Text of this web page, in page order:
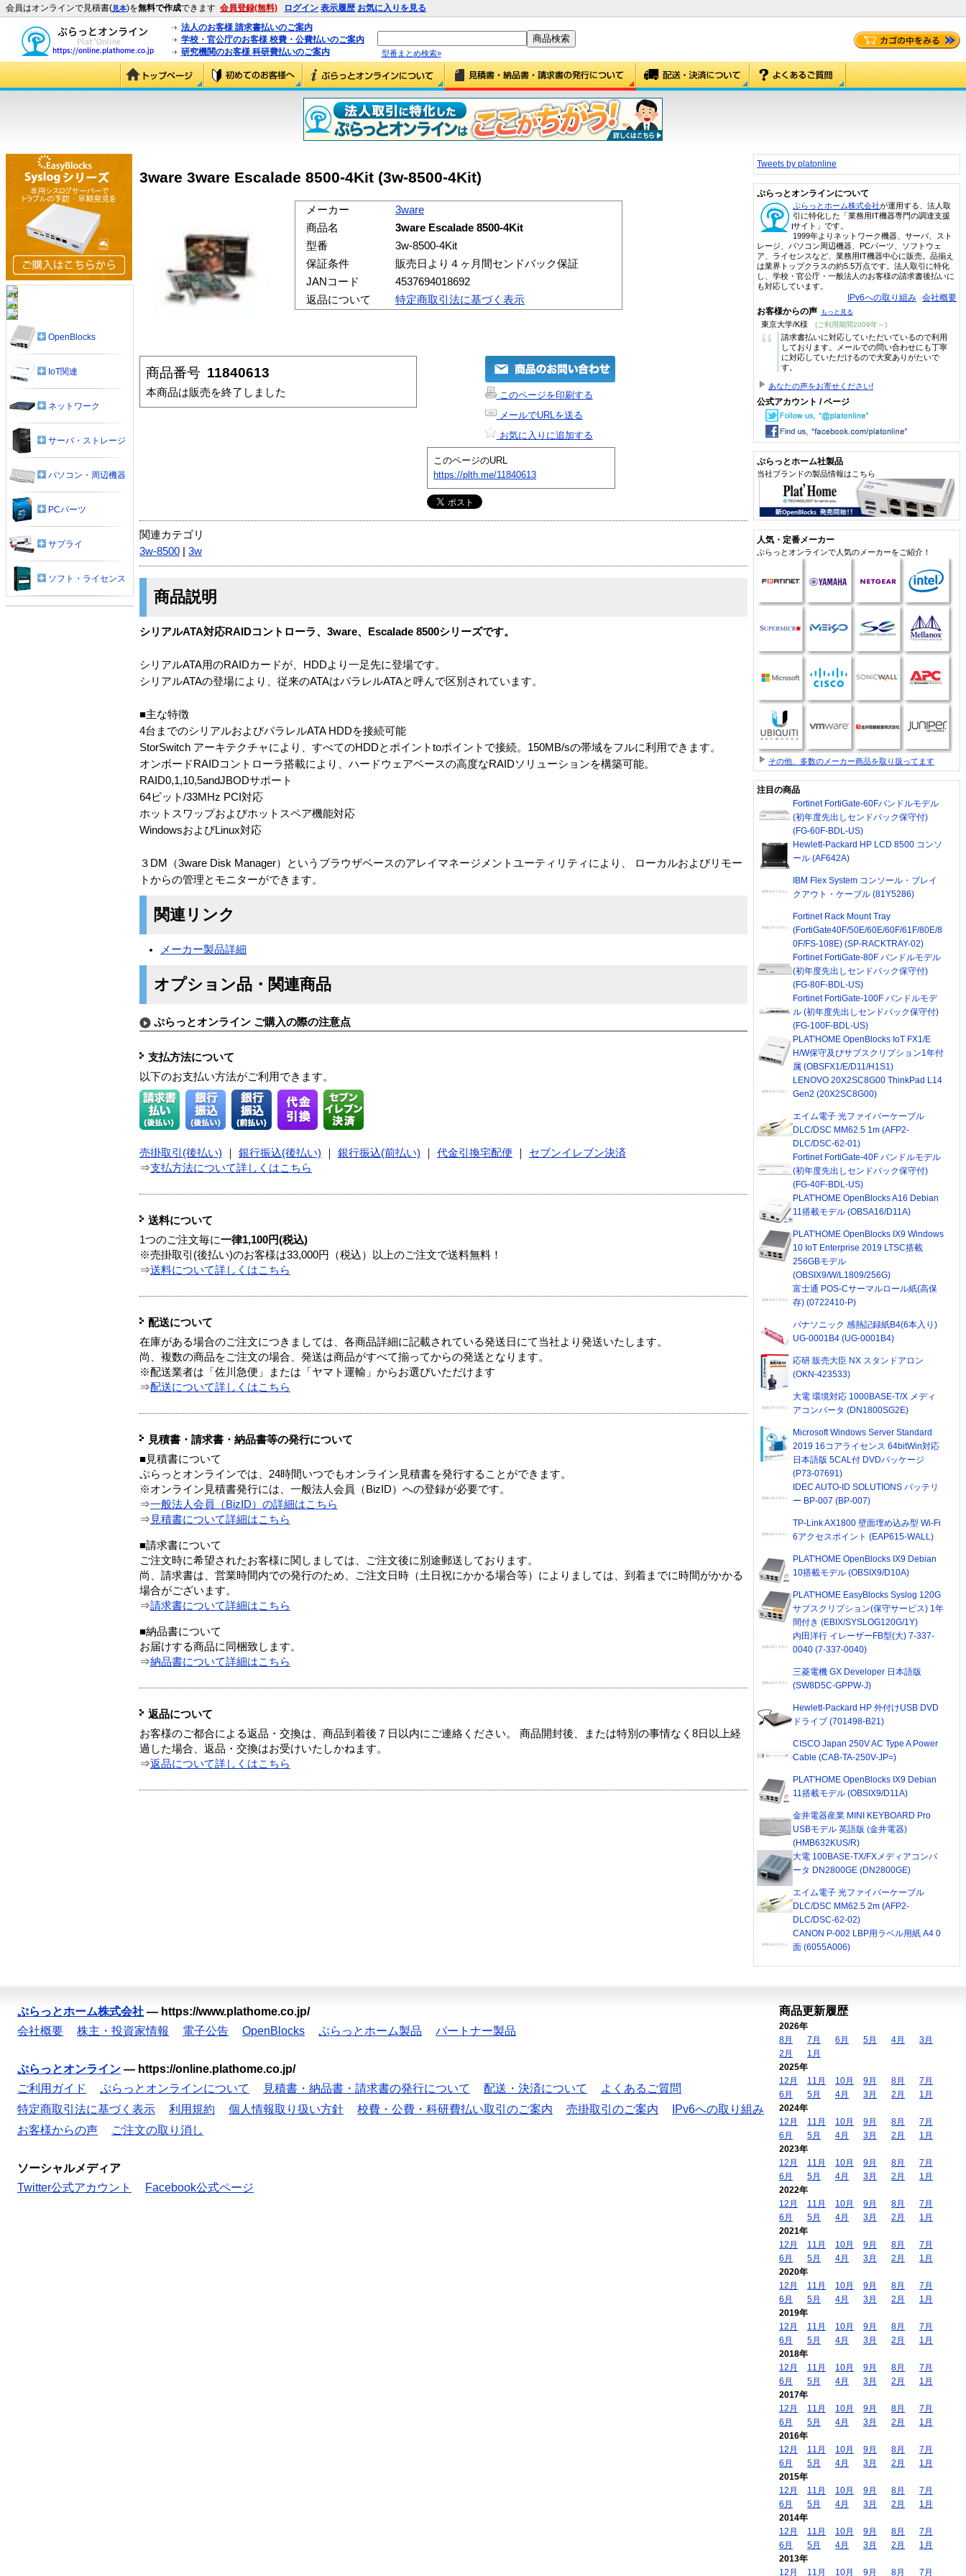
会員はオンラインで見積書(見本)を無料で作成できます 会員登録(無料) ログイン 表示履歴 お気に入りを見る
法人のお客様 請求書払いのご案内
学校・官公庁のお客様 校費・公費払いのご案内
研究機関のお客様 科研費払いのご案内
型番まとめ検索»
3ware 3ware Escalade 8500-4Kit (3w-8500-4Kit)
メーカー
3ware
商品名
3ware Escalade 8500-4Kit
型番
3w-8500-4Kit
保証条件
販売日より４ヶ月間センドバック保証
JANコード
4537694018692
返品について
特定商取引法に基づく表示
商品番号 11840613
本商品は販売を終了しました
このページを印刷する
メールでURLを送る
お気に入りに追加する
このページのURL
https://plth.me/11840613
関連カテゴリ
3w-8500
3w
商品説明
シリアルATA対応RAIDコントローラ、3ware、Escalade 8500シリーズです。
シリアルATA用のRAIDカードが、HDDより一足先に登場です。
シリアルATAの登場により、従来のATAはパラレルATAと呼んで区別されています。
■主な特徴
4台までのシリアルおよびパラレルATA HDDを接続可能
StorSwitch アーキテクチャにより、すべてのHDDとポイントtoポイントで接続。150MB/sの帯域をフルに利用できます。
オンボードRAIDコントローラ搭載により、ハードウェアベースの高度なRAIDソリューションを構築可能。
RAID0,1,10,5andJBODサポート
64ビット/33MHz PCI対応
ホットスワップおよびホットスペア機能対応
WindowsおよびLinux対応
３DM（3ware Disk Manager）というブラウザベースのアレイマネージメントユーティリティにより、 ローカルおよびリモー
トからの管理とモニターができます。
関連リンク
メーカー製品詳細
オプション品・関連商品
ぷらっとオンライン ご購入の際の注意点
支払方法について
以下のお支払い方法がご利用できます。
売掛取引(後払い) 銀行振込(後払い) 銀行振込(前払い) 代金引換宅配便
セブンイレブン決済
⇒支払方法について詳しくはこちら
送料について
1つのご注文毎に一律1,100円(税込)
※売掛取引(後払い)のお客様は33,000円（税込）以上のご注文で送料無料！
⇒送料について詳しくはこちら
配送について
在庫がある場合のご注文につきましては、各商品詳細に記載されている発送日にて当社より発送いたします。
尚、複数の商品をご注文の場合、発送は商品がすべて揃ってからの発送となります。
※配送業者は「佐川急便」または「ヤマト運輸」からお選びいただけます
⇒配送について詳しくはこちら
見積書・請求書・納品書等の発行について
■見積書について
ぷらっとオンラインでは、24時間いつでもオンライン見積書を発行することができます。
※オンライン見積書発行には、一般法人会員（BizID）への登録が必要です。
⇒一般法人会員（BizID）の詳細はこちら
⇒ 見積書について詳細はこちら
■請求書について
ご注文時に希望されたお客様に関しましては、ご注文後に別途郵送しております。
尚、請求書は、営業時間内での発行のため、ご注文日時（土日祝にかかる場合等）によりましては、到着までに時間がかかる
場合がございます。
⇒請求書について詳細はこちら
■納品書について
お届けする商品に同梱致します。
⇒納品書について詳細はこちら
返品について
お客様のご都合による返品・交換は、商品到着後７日以内にご連絡ください。 商品開封後、または特別の事情なく8日以上経
過した場合、返品・交換はお受けいたしかねます。
⇒返品について詳しくはこちら
OpenBlocks
IoT関連
ネットワーク
サーバ・ストレージ
パソコン・周辺機器
PCパーツ
サプライ
ソフト・ライセンス
Tweets by platonline
ぷらっとオンラインについて
ぷらっとホーム株式会社が運用する、法人取
引に特化した「業務用IT機器専門の調達支援
サイト」です。
1999年よりネットワーク機器、サーバ、スト
レージ、パソコン周辺機器、PCパーツ、ソフトウェ
ア、ライセンスなど、業務用IT機器中心に販売。品揃え
は業界トップクラスの約5.5万点です。法人取引に特化
し、学校・官公庁・一般法人のお客様の請求書後払いに
も対応しています。
IPv6への取り組み 会社概要
お客様からの声 もっと見る
東京大学/K様 (ご利用期間2009年～)
“
請求書払いに対応していただいているので利用
しております。メールでの問い合わせにも丁寧
に対応していただけるので大変ありがたいで
す。
あなたの声をお寄せください!
公式アカウント / ページ
ぷらっとホーム社製品
当社ブランドの製品情報はこちら
人気・定番メーカー
ぷらっとオンラインで人気のメーカーをご紹介！
その他、多数のメーカー商品を取り扱ってます
注目の商品
Fortinet FortiGate-60Fバンドルモデル
(初年度先出しセンドバック保守付)
(FG-60F-BDL-US)
Hewlett-Packard HP LCD 8500 コンソ
ール (AF642A)
IBM Flex System コンソール・ブレイ
クアウト・ケーブル (81Y5286)
Fortinet Rack Mount Tray
(FortiGate40F/50E/60E/60F/61F/80E/8
0F/FS-108E) (SP-RACKTRAY-02)
Fortinet FortiGate-80F バンドルモデル
(初年度先出しセンドバック保守付)
(FG-80F-BDL-US)
Fortinet FortiGate-100F バンドルモデ
ル (初年度先出しセンドバック保守付)
(FG-100F-BDL-US)
PLAT'HOME OpenBlocks IoT FX1/E
H/W保守及びサブスクリプション1年付
属 (OBSFX1/E/D11/H1S1)
LENOVO 20X2SC8G00 ThinkPad L14
Gen2 (20X2SC8G00)
エイム電子 光ファイバーケーブル
DLC/DSC MM62.5 1m (AFP2-
DLC/DSC-62-01)
Fortinet FortiGate-40F バンドルモデル
(初年度先出しセンドバック保守付)
(FG-40F-BDL-US)
PLAT'HOME OpenBlocks A16 Debian
11搭載モデル (OBSA16/D11A)
PLAT'HOME OpenBlocks IX9 Windows
10 IoT Enterprise 2019 LTSC搭載
256GBモデル
(OBSIX9/W/L1809/256G)
富士通 POS-Cサーマルロール紙(高保
存) (0722410-P)
パナソニック 感熱記録紙B4(6本入り)
UG-0001B4 (UG-0001B4)
応研 販売大臣 NX スタンドアロン
(OKN-423533)
大電 環境対応 1000BASE-T/X メディ
アコンバータ (DN1800SG2E)
Microsoft Windows Server Standard
2019 16コアライセンス 64bitWin対応
日本語版 5CAL付 DVDパッケージ
(P73-07691)
IDEC AUTO-ID SOLUTIONS バッテリ
ー BP-007 (BP-007)
TP-Link AX1800 壁面埋め込み型 Wi-Fi
6アクセスポイント (EAP615-WALL)
PLAT'HOME OpenBlocks IX9 Debian
10搭載モデル (OBSIX9/D10A)
PLAT'HOME EasyBlocks Syslog 120G
サブスクリプション(保守サービス) 1年
間付き (EBIX/SYSLOG120G/1Y)
内田洋行 イレーザーFB型(大) 7-337-
0040 (7-337-0040)
三菱電機 GX Developer 日本語版
(SW8D5C-GPPW-J)
Hewlett-Packard HP 外付けUSB DVD
ドライブ (701498-B21)
CISCO Japan 250V AC Type A Power
Cable (CAB-TA-250V-JP=)
PLAT'HOME OpenBlocks IX9 Debian
11搭載モデル (OBSIX9/D11A)
金井電器産業 MINI KEYBOARD Pro
USBモデル 英語版 (金井電器)
(HMB632KUS/R)
大電 100BASE-TX/FXメディアコンバ
ータ DN2800GE (DN2800GE)
エイム電子 光ファイバーケーブル
DLC/DSC MM62.5 2m (AFP2-
DLC/DSC-62-02)
CANON P-002 LBP用ラベル用紙 A4 0
面 (6055A006)
ぷらっとホーム株式会社 — https://www.plathome.co.jp/
会社概要
株主・投資家情報 電子公告 OpenBlocks ぷらっとホーム製品 パートナー製品
ぷらっとオンライン — https://online.plathome.co.jp/
ご利用ガイド
ぷらっとオンラインについて 見積書・納品書・請求書の発行について 配送・決済について
よくあるご質問
特定商取引法に基づく表示
利用規約 個人情報取り扱い方針 校費・公費・科研費払い取引のご案内 売掛取引のご案内
IPv6への取り組み
お客様からの声
ご注文の取り消し
ソーシャルメディア
Twitter公式アカウント
Facebook公式ページ
商品更新履歴
2026年
8月
7月 6月 5月 4月
3月
2月
1月
2025年
12月
11月 10月 9月 8月
7月
6月
5月 4月 3月 2月
1月
2024年
12月
11月 10月 9月 8月
7月
6月
5月 4月 3月 2月
1月
2023年
12月
11月 10月 9月 8月
7月
6月
5月 4月 3月 2月
1月
2022年
12月
11月 10月 9月 8月
7月
6月
5月 4月 3月 2月
1月
2021年
12月
11月 10月 9月 8月
7月
6月
5月 4月 3月 2月
1月
2020年
12月
11月 10月 9月 8月
7月
6月
5月 4月 3月 2月
1月
2019年
12月
11月 10月 9月 8月
7月
6月
5月 4月 3月 2月
1月
2018年
12月
11月 10月 9月 8月
7月
6月
5月 4月 3月 2月
1月
2017年
12月
11月 10月 9月 8月
7月
6月
5月 4月 3月 2月
1月
2016年
12月
11月 10月 9月 8月
7月
6月
5月 4月 3月 2月
1月
2015年
12月
11月 10月 9月 8月
7月
6月
5月 4月 3月 2月
1月
2014年
12月
11月 10月 9月 8月
7月
6月
5月 4月 3月 2月
1月
2013年
12月
11月 10月 9月 8月 7月